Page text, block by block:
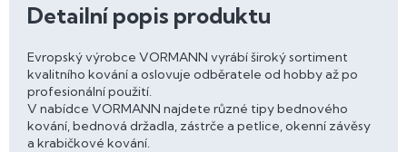
Detailní popis produktu
Evropský výrobce VORMANN vyrábí široký sortiment
kvalitního kování a oslovuje odběratele od hobby až po
profesionální použití.
V nabídce VORMANN najdete různé tipy bednového
kování, bednová držadla, zástrče a petlice, okenní závěsy
a krabičkové kování.